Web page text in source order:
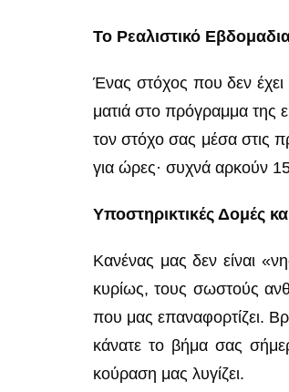
Το Ρεαλιστικό
Ένας στόχος που δεν έχει
ματιά στο πρόγραμμα της
τον στόχο σας μέσα στις
για ώρες· συχνά αρκούν
Υποστηρικτικές Δομές
Κανένας μας δεν είναι
κυρίως, τους σωστούς
που μας επαναφορτίζει.
κάνατε το βήμα σας
κούραση μας λυγίζει.